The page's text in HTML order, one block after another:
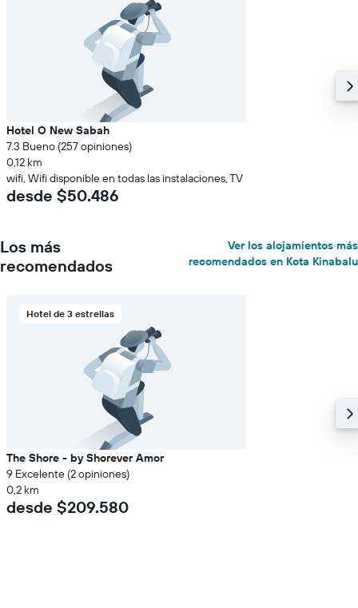
Hotel O New Sabah
7.3 Bueno (257 opiniones)
0,12 km
wifi, Wifi disponible en todas las instalaciones, TV
desde $50.486
Los más
recomendados
Ver los alojamientos más
recomendados en Kota Kinabalu
Hotel de 3 estrellas
The Shore - by Shorever Amor
9 Excelente (2 opiniones)
0,2 km
desde $209.580